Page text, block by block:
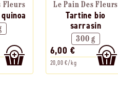
Fleurs Le Pain Des Fleurs
Tartine bio
sarrasin
300 g
6,00 €
20,00 €/kg